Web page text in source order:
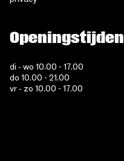
Openingstijden
di - wo 10.00 - 17.00
do 10.00 - 21.00
vr - zo 10.00 - 17.00